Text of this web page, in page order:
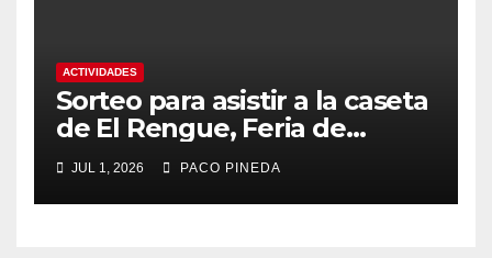
ACTIVIDADES
Sorteo para asistir a la caseta
de El Rengue, Feria de
Málaga 2026
JUL 1, 2026 PACO PINEDA